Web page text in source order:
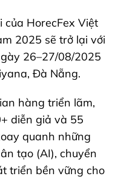
HorecFex Việt
2025 sẽ trở lại với
26–27/08/2025
Đà Nẵng.
hàng triển lãm,
diễn giả và 55
quanh những
tạo (AI), chuyển
triển bền vững cho